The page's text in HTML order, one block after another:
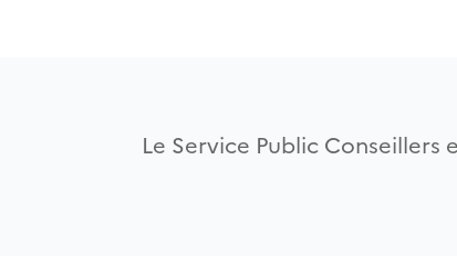
Le Service Public